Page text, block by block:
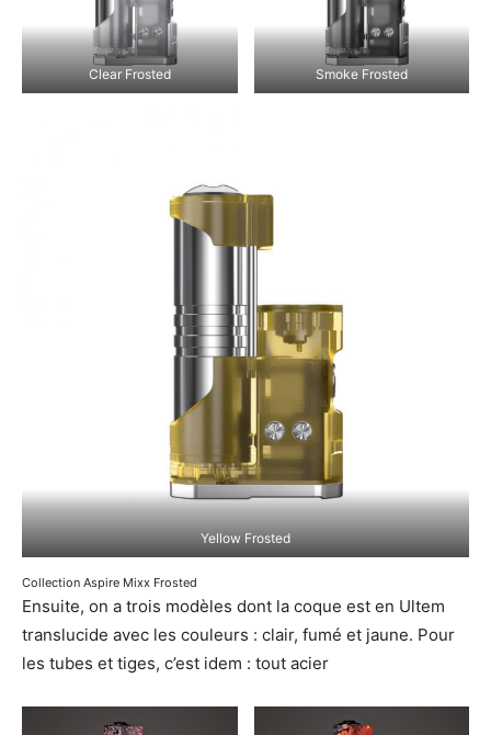
Clear Frosted Smoke Frosted
Yellow Frosted
Collection Aspire Mixx Frosted
Ensuite, on a trois modèles dont la coque est en Ultem
translucide avec les couleurs : clair, fumé et jaune. Pour
les tubes et tiges, c’est idem : tout acier